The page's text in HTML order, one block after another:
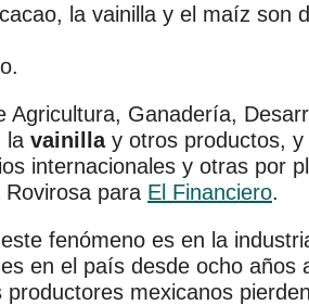
la vainilla y el maíz son
Ganadería,
la vainillay otros productos, y
internacionales y otras por
para El Financiero.
fenómeno es en la
en el país desde ocho años
mexicanos